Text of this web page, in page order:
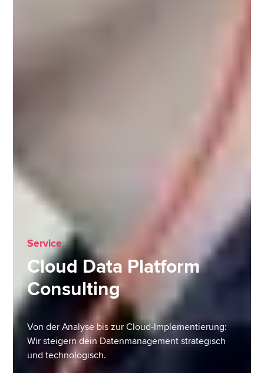
Service
Cloud Data Platform
Consulting
Von der Analyse bis zur Cloud-Implementierung:
Wir steigern dein Datenmanagement strategisch
und technologisch.